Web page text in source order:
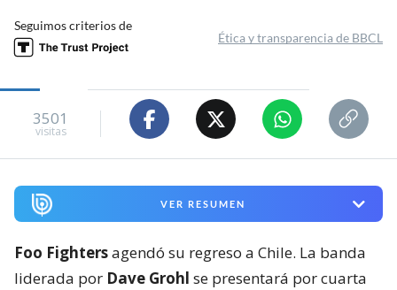
Seguimos criterios de
Ética y transparencia de BBCL
3501
visitas
VER RESUMEN
Foo Fightersagendó su regreso a Chile. La banda
liderada por Dave Grohl se presentará por cuarta